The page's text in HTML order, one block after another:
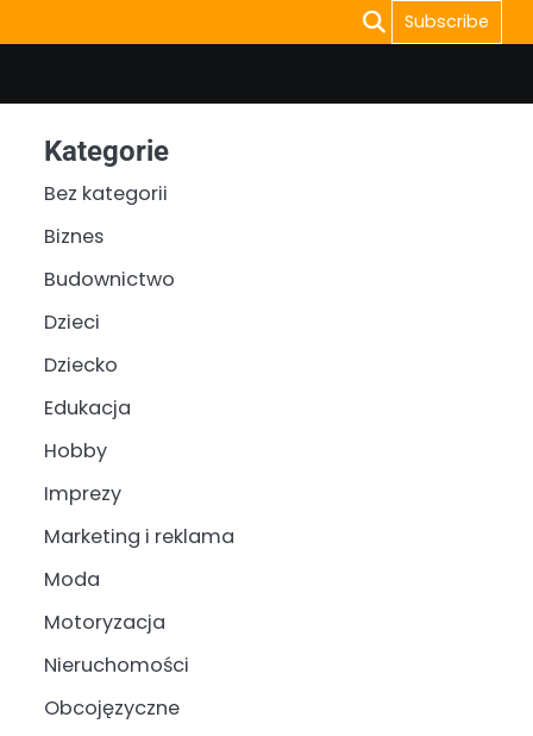
Subscribe
Kategorie
Bez kategorii
Biznes
Budownictwo
Dzieci
Dziecko
Edukacja
Hobby
Imprezy
Marketing i reklama
Moda
Motoryzacja
Nieruchomości
Obcojęzyczne